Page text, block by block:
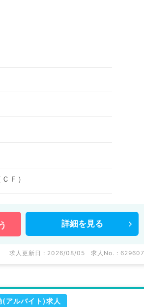
Ｆ）
詳細を 見る
求人更新日 : 2026/08/05 求人No. : 629607
(アルバイト)求人